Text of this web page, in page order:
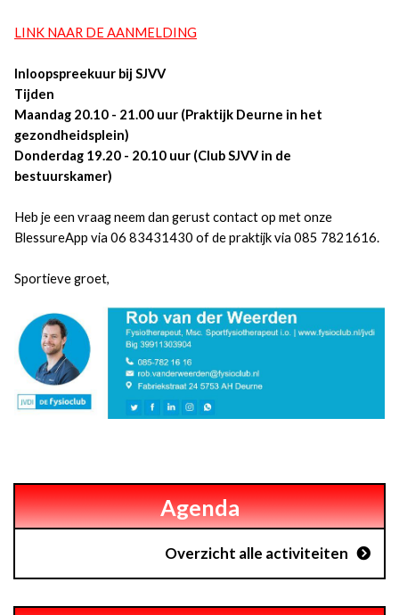
LINK NAAR DE AANMELDING
Inloopspreekuur bij SJVV
Tijden
Maandag 20.10 - 21.00 uur (Praktijk Deurne in het
gezondheidsplein)
Donderdag 19.20 - 20.10 uur (Club SJVV in de
bestuurskamer)
Heb je een vraag neem dan gerust contact op met onze
BlessureApp via 06 83431430 of de praktijk via 085 7821616.
Sportieve groet,
Agenda
Overzicht alle activiteiten